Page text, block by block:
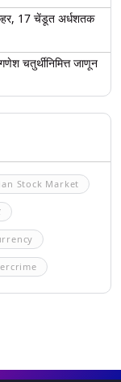
17 चेंडूत अर्धशतक
जाणून
Stock Market